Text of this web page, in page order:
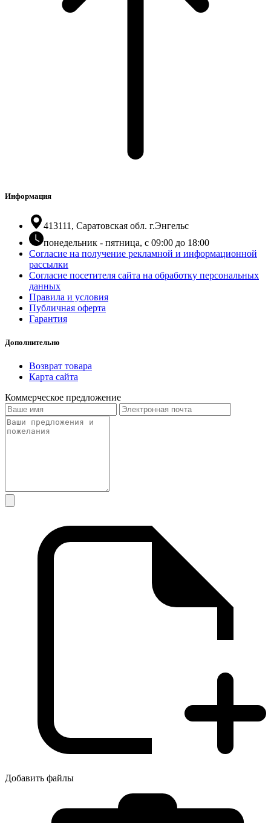
Информация
413111, Саратовская обл. г.Энгельс
понедельник - пятница, с 09:00 до 18:00
Согласие на получение рекламной и информационной
рассылки
Согласие посетителя сайта на обработку персональных
данных
Правила и условия
Публичная оферта
Гарантия
Дополнительно
Возврат товара
Карта сайта
Коммерческое предложение
Добавить файлы